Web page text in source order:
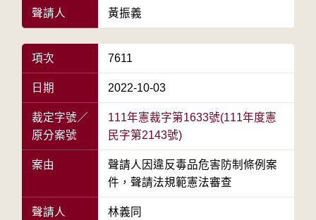
聲請人 黃振義
項次 7611
日期 2022-10-03
裁定字號／
原分案號
111年憲裁字第1633號(111年度憲
民字第2143號)
案由
聲請人因違反毒品危害防制條例案
件，聲請法規範憲法審查
聲請人 林義同